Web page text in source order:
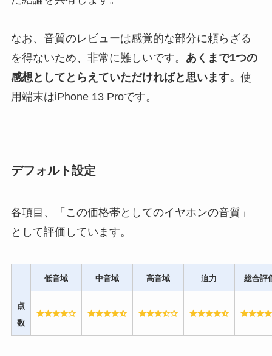
なお、音質のレビューは感覚的な部分に頼らざる
を得ないため、非常に難しいです。 あくまで1つの
感想としてとらえていただければと思います。 使
用端末はiPhone 13 Proです。
デフォルト設定
各項目、「この価格帯としてのイヤホンの音質」
として評価しています。
低音域 中音域 高音域 迫力 総合評
点
数